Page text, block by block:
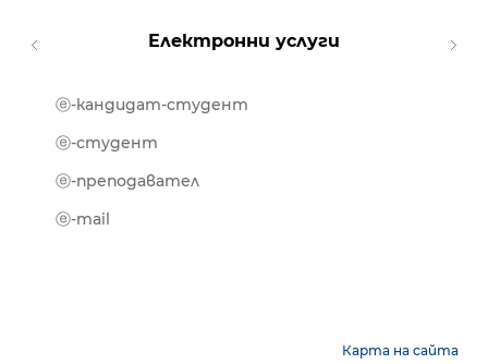
Електронни услуги
ⓔ-кандидат-студент
ⓔ-студент
ⓔ-преподавател
ⓔ-mail
Карта на сайта